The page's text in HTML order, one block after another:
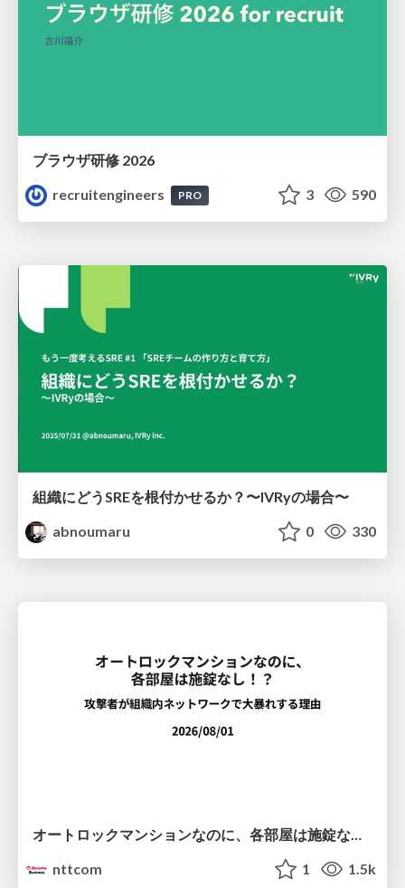
ブラウザ研修 2026
recruitengineers
PRO 3 590
組織にどうSREを根付かせるか？〜IVRyの場合〜
abnoumaru
0 330
nttcom
1 1.5k